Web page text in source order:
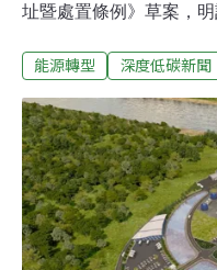
址暨處置條例》草案，
審議立法填補法制缺口
急迫問題。國內目前只
例，用過的核子燃料束
處置的法規。經濟部今
就是制定高放立法草案
（8）日公布「高放射性
環境法律人協會、綠色
能源轉型 深度低碳新聞